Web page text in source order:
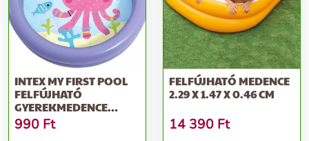
INTEX MY FIRST POOL
FELFÚJHATÓ
GYEREKMEDENCE
61X15CM (59409)
990 Ft
FELFÚJHATÓ MEDENCE
2.29 X 1.47 X 0.46 CM
14 390 Ft